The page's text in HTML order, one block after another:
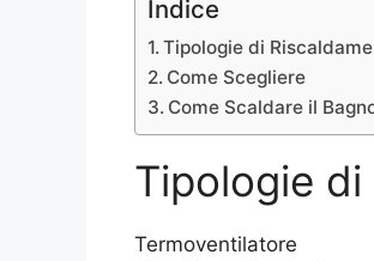
Indice
Tipologie di
Come Scegliere
Come Scaldare il
Tipologie
Termoventilatore